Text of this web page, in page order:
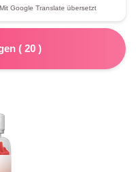
Mit Google Translate übersetzt
( 20 )